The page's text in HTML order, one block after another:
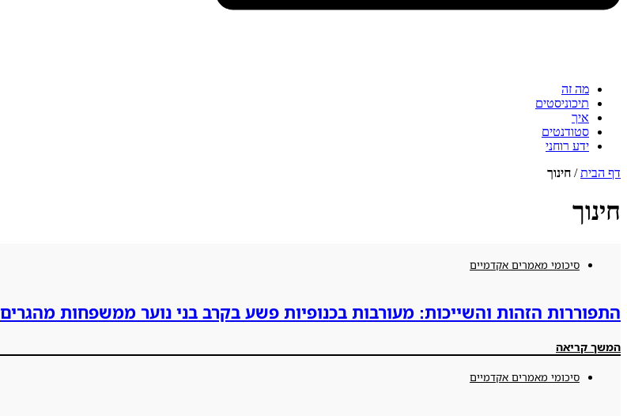
מה זה
תיכוניסטים
איך
סטודנטים
ידע רוחני
דף הבית/ חינוך
חינוך
סיכומי מאמרים אקדמיים
התפוררות הזהות והשייכות: מעורבות בכנופיות פשע בקרב בני נוער ממשפחות מהגרים
המשך קריאה
סיכומי מאמרים אקדמיים